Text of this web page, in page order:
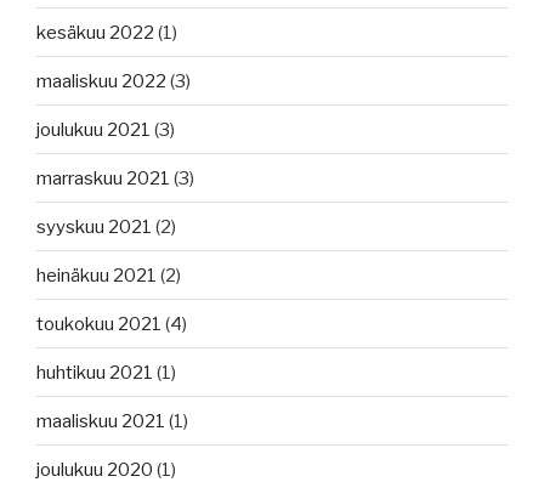
kesäkuu 2022 (1)
maaliskuu 2022 (3)
joulukuu 2021 (3)
marraskuu 2021 (3)
syyskuu 2021 (2)
heinäkuu 2021 (2)
toukokuu 2021 (4)
huhtikuu 2021 (1)
maaliskuu 2021 (1)
joulukuu 2020 (1)